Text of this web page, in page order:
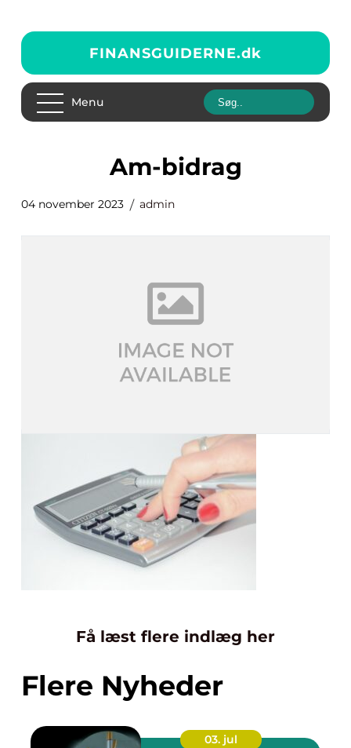
FINANSGUIDERNE.dk
Menu
am-bidrag
04 november 2023 admin
Få læst flere indlæg her
Flere Nyheder
03. jul